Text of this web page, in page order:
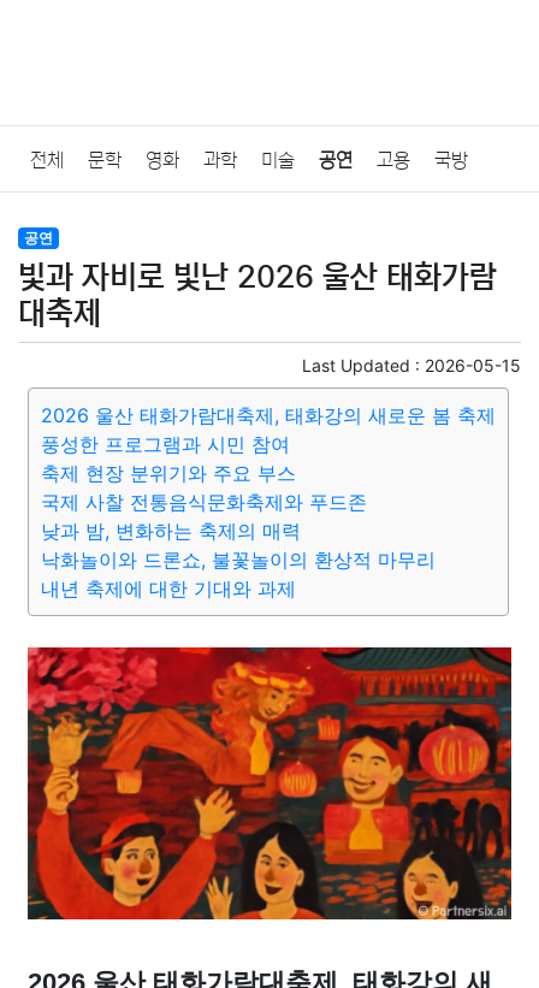
전체 문학 영화 과학 미술 공연 고용 국방
법률
질병 가요 방송 일상 주식 암호화폐 블록체인
미용 증권 인테리어
요리 상품리뷰 원예 금융 게임 스포츠 사진
대출 자동차 취미 여행 맛집 IT
종교 사회 정치 건강 의료 의학 경제
부동산 외국어 교육 교통 생활 기타
공연
빛과 자비로 빛난 2026 울산 태화가람
대축제
Last Updated : 2026-05-15
2026 울산 태화가람대축제, 태화강의 새로운 봄 축제
풍성한 프로그램과 시민 참여
축제 현장 분위기와 주요 부스
국제 사찰 전통음식문화축제와 푸드존
낮과 밤, 변화하는 축제의 매력
낙화놀이와 드론쇼, 불꽃놀이의 환상적 마무리
내년 축제에 대한 기대와 과제